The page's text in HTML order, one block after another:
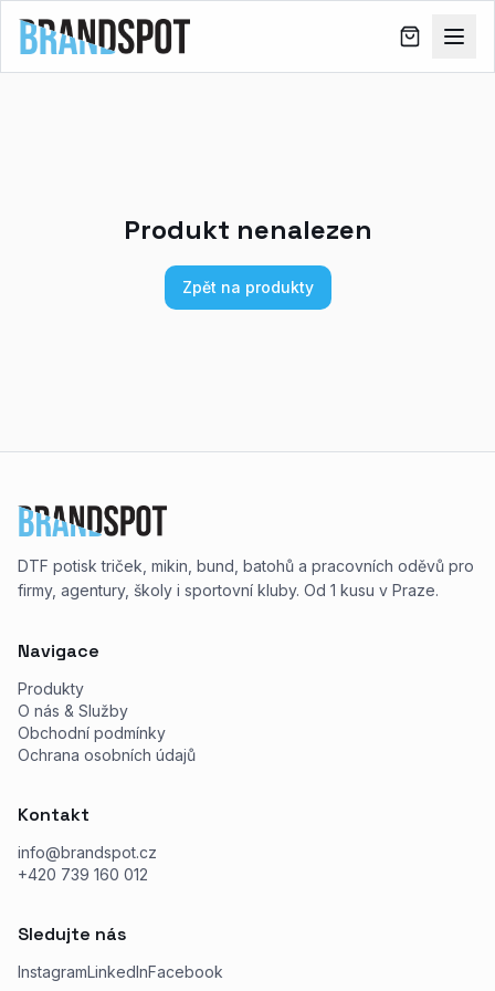
Produkt nenalezen
Zpět na produkty
DTF potisk triček, mikin, bund, batohů a pracovních oděvů pro
firmy, agentury, školy i sportovní kluby. Od 1 kusu v Praze.
Navigace
Produkty
O nás & Služby
Obchodní podmínky
Ochrana osobních údajů
Kontakt
info@brandspot.cz
+420 739 160 012
Sledujte nás
InstagramLinkedInFacebook